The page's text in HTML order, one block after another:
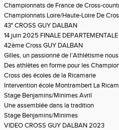
Championnats de France de Cross-
Championnats Loire/Haute-Loire De
43° CROSS GUY DALBAN
14 juin 2025 FINALE
LE CHAMBON FEUGEROLLES
42ème Cross GUY DALBAN
Gilles, un passionné de l’Athlétisme
Des athlètes en forme pour les
Cross des écoles de la Ricamarie
Intervention école Montrambert La
Stage Benjamins/Minimes Avril
Une assemblée dans la tradition
Stage Benjamins/Minimes
VIDEO CROSS GUY DALBAN 2023